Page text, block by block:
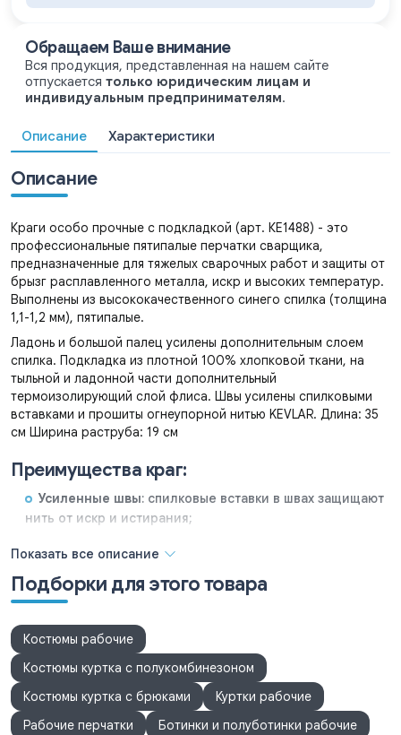
Обращаем Ваше внимание
Вся продукция, представленная на нашем сайте
отпускается только юридическим лицам и
индивидуальным предпринимателям.
Описание Характеристики
Описание
Краги особо прочные с подкладкой (арт. КЕ1488) - это
профессиональные пятипалые перчатки сварщика,
предназначенные для тяжелых сварочных работ и защиты от
брызг расплавленного металла, искр и высоких температур.
Выполнены из высококачественного синего спилка (толщина
1,1-1,2 мм), пятипалые.
Ладонь и большой палец усилены дополнительным слоем
спилка. Подкладка из плотной 100% хлопковой ткани, на
тыльной и ладонной части дополнительный
термоизолирующий слой флиса. Швы усилены спилковыми
вставками и прошиты огнеупорной нитью KEVLAR. Длина: 35
см Ширина раструба: 19 см
Преимущества краг:
Усиленные швы: спилковые вставки в швах защищают
нить от искр и истирания;
работать с разогретыми деталями без риска ожога;
Износостойкость: двойной слой спилка в зонах
наибольшего трения.
Показать все описание
Подборки для этого товара
Костюмы рабочие
Костюмы куртка с полукомбинезоном
Костюмы куртка с брюками
Куртки рабочие
Рабочие перчатки
Ботинки и полуботинки рабочие